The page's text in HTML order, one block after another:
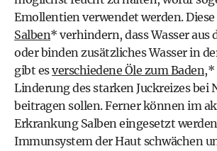
Emollentien verwendet werden. Diese
Salben* verhindern, dass Wasser aus
oder binden zusätzliches Wasser in
gibt esverschiedene Öle zum Baden,*
Linderung des starken Juckreizes bei
beitragen sollen. Ferner können im
Erkrankung Salben eingesetzt
Immunsystem der Haut schwächen